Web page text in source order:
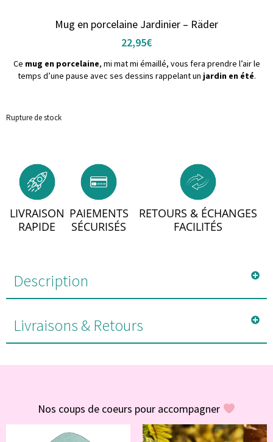
Mug en porcelaine Jardinier – Räder
22,95€
Ce mug en porcelaine, mi mat mi émaillé, vous fera prendre l’air le
temps d’une pause avec ses dessins rappelant un jardin en été.
Rupture de stock
LIVRAISON
RAPIDE
PAIEMENTS
SÉCURISÉS
RETOURS & ÉCHANGES
FACILITÉS
Description
Livraisons & Retours
Nos coups de coeurs pour accompagner